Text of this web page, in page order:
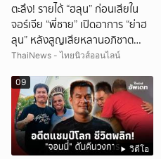
ตะลึง! รายได้ “ฮลุน” ก่อนเสียใน
จอร์เจีย “พี่ชาย” เปิดอาการ “ย่าฮ
ลุน” หลังสูญเสียหลานอภิชาต
บุตร!
ThaiNews - ไทยนิวส์ออนไลน์
วิดีโอ
09